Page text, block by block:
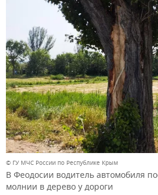
© ГУ МЧС России по Республике Крым
В Феодосии водитель автомобиля
молнии в дерево у дороги